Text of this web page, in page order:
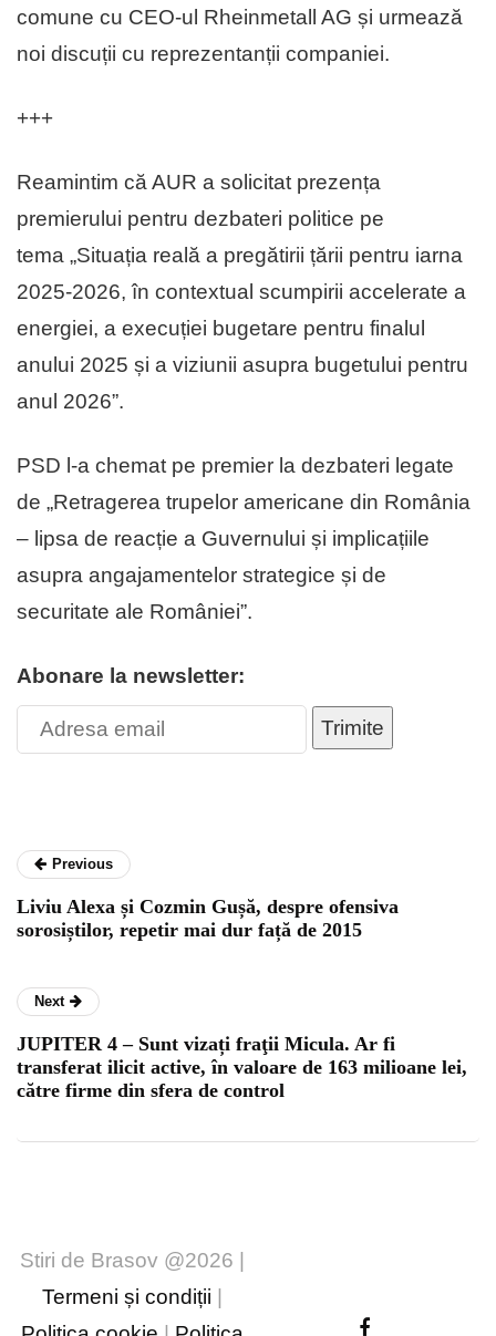
comune cu CEO-ul Rheinmetall AG și urmează
noi discuții cu reprezentanții companiei.
+++
Reamintim că AUR a solicitat prezența
premierului pentru dezbateri politice pe
tema „Situația reală a pregătirii țării pentru iarna
2025-2026, în contextual scumpirii accelerate a
energiei, a execuției bugetare pentru finalul
anului 2025 și a viziunii asupra bugetului pentru
anul 2026”.
PSD l-a chemat pe premier la dezbateri legate
de „Retragerea trupelor americane din România
– lipsa de reacție a Guvernului și implicațiile
asupra angajamentelor strategice și de
securitate ale României”.
Abonare la newsletter:
Trimite
Previous
Liviu Alexa și Cozmin Gușă, despre ofensiva
sorosiștilor, repetir mai dur față de 2015
Next
JUPITER 4 – Sunt vizați fraţii Micula. Ar fi
transferat ilicit active, în valoare de 163 milioane lei,
către firme din sfera de control
Stiri de Brasov @2026 |
Termeni și condiții |